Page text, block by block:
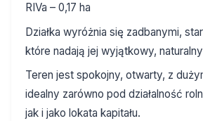
RIVa – 0,17 ha
Działka wyróżnia się zadbanymi,
które nadają jej wyjątkowy,
Teren jest spokojny, otwarty, z
idealny zarówno pod działalność
jak i jako lokata kapitału.